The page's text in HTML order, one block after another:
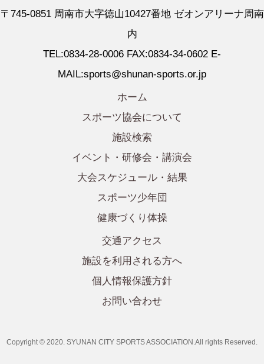
〒745-0851 周南市大字徳山10427番地 ゼオンアリーナ周南
内
TEL:0834-28-0006 FAX:0834-34-0602 E-
MAIL:sports@shunan-sports.or.jp
ホーム
スポーツ協会について
施設検索
イベント・研修会・講演会
大会スケジュール・結果
スポーツ少年団
健康づくり体操
交通アクセス
施設を利用される方へ
個人情報保護方針
お問い合わせ
Copyright © 2020. SYUNAN CITY SPORTS ASSOCIATION.All rights Reserved.